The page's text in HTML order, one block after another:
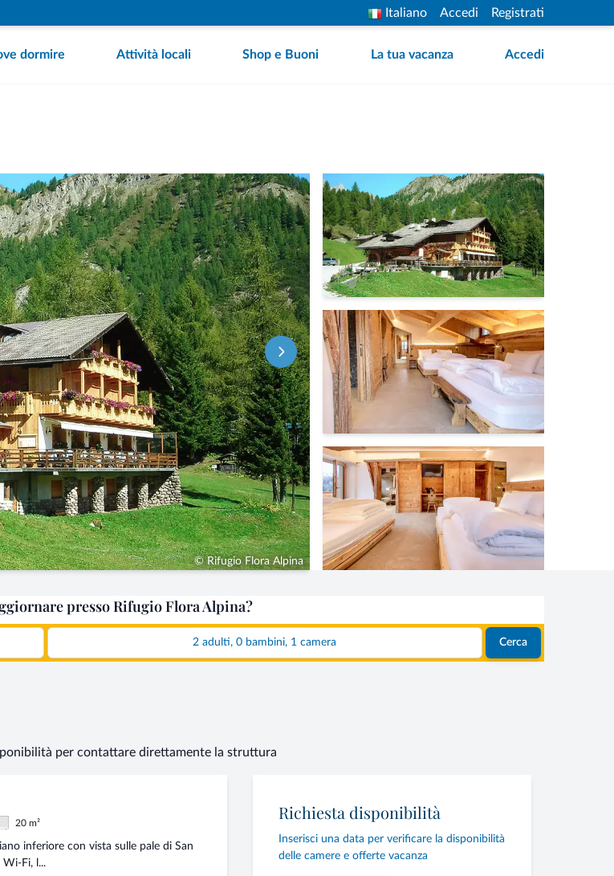
Italiano Accedi Registrati
dormire Attività locali Shop e Buoni La tua vacanza Accedi
© Rifugio Flora Alpina
presso Rifugio Flora Alpina?
2 adulti, 0 bambini, 1 camera Cerca
per contattare direttamente la struttura
20 m²
inferiore con vista sulle pale di San
Wi-Fi, l...
Richiesta disponibilità
Inserisci una data per verificare la disponibilità
delle camere e offerte vacanza